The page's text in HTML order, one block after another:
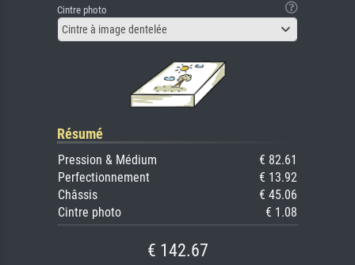
Cintre photo
Cintre à image dentelée
Résumé
Pression & Médium
€ 82.61
Perfectionnement
€ 13.92
Châssis
€ 45.06
Cintre photo
€ 1.08
€ 142.67